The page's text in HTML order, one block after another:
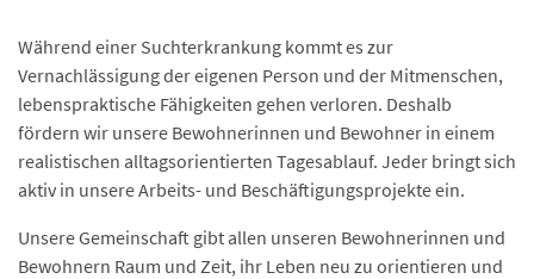
Während einer Suchterkrankung kommt es zur
Vernachlässigung der eigenen Person und der Mitmenschen,
lebenspraktische Fähigkeiten gehen verloren. Deshalb
fördern wir unsere Bewohnerinnen und Bewohner in einem
realistischen alltagsorientierten Tagesablauf. Jeder bringt sich
aktiv in unsere Arbeits- und Beschäftigungsprojekte ein.
Unsere Gemeinschaft gibt allen unseren Bewohnerinnen und
Bewohnern Raum und Zeit, ihr Leben neu zu orientieren und